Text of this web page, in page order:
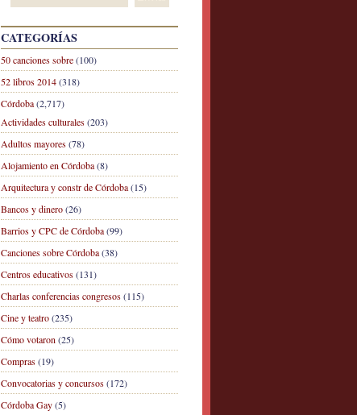
CATEGORÍAS
50 canciones sobre(100)
52 libros 2014(318)
Córdoba(2,717)
Actividades culturales(203)
Adultos mayores(78)
Alojamiento en Córdoba(8)
Arquitectura y constr de Córdoba(15)
Bancos y dinero(26)
Barrios y CPC de Córdoba(99)
Canciones sobre Córdoba(38)
Centros educativos(131)
Charlas conferencias congresos(115)
Cine y teatro(235)
Cómo votaron (25)
Compras(19)
Convocatorias y concursos(172)
Córdoba Gay(5)